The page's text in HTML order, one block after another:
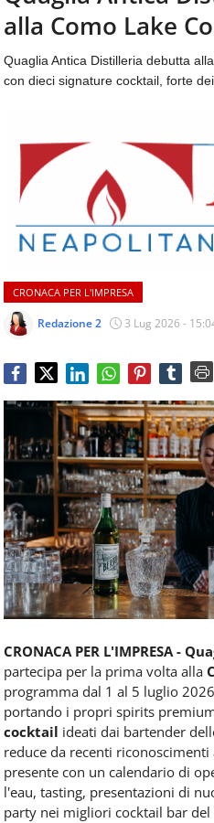
aggiornamenti
quotidiani
temi
come
food
&
beverage,
catering
e
articoli
sul
mondo
dell'alimentazione,
dei
fuoricasa,
Food
Service
e
tutte
le
novità
del
comparto
Horeca.
CONTATTI
alla Como Lake
Quaglia Antica Distilleria debutta
con dieci signature cocktail, forte
CRONACA PER L'IMPRESA
Redazione 2 3 Lug 2026 -
CRONACA PER L'IMPRESA -
partecipa per la prima volta alla
programma dal 1 al 5 luglio
portando i propri spirits
cocktail ideati dai bartender
reduce da recenti riconoscimenti
presente con un calendario di
l'eau, tasting, presentazioni di
party nei migliori cocktail bar del